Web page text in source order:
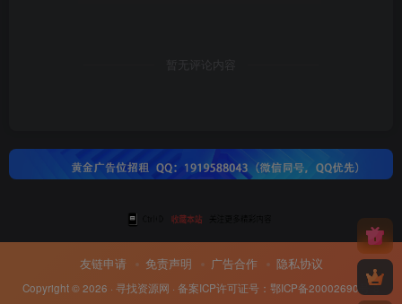
暂无评论内容
友链申请 免责声明 广告合作 隐私协议
Copyright © 2026 · 寻找资源网 · 备案ICP许可证号： 鄂ICP备20002690号-8